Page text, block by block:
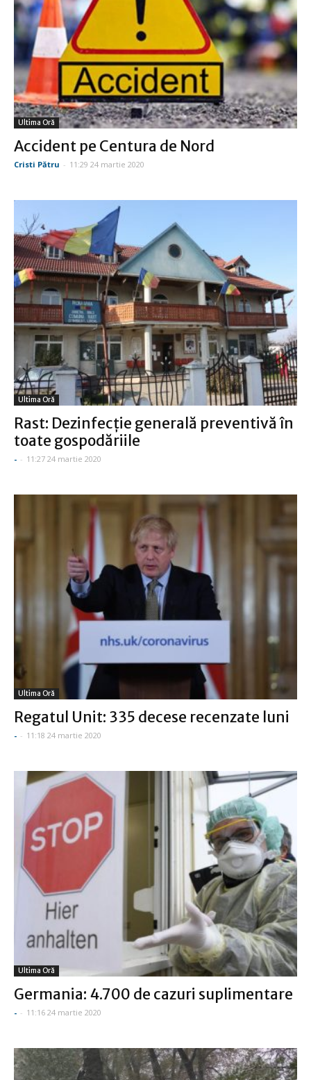
Ultima Oră
Accident pe Centura de Nord
Cristi Pătru - 11:29 24 martie 2020
Ultima Oră
Rast: Dezinfecţie generală preventivă în
toate gospodăriile
- - 11:27 24 martie 2020
Ultima Oră
Regatul Unit: 335 decese recenzate luni
- - 11:18 24 martie 2020
Ultima Oră
Germania: 4.700 de cazuri suplimentare
- - 11:16 24 martie 2020